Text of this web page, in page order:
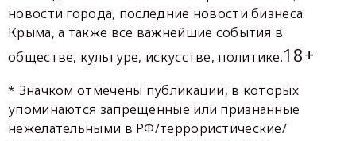
новости города, последние новости бизнеса
Крыма, а также все важнейшие события в
обществе, культуре, искусстве, политике.18+
* Значком отмечены публикации, в которых
упоминаются запрещенные или признанные
нежелательными в РФ/террористические/